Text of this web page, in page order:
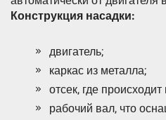
Конструкция насадки:
двигатель;
каркас из металла;
отсек, где
рабочий вал, что